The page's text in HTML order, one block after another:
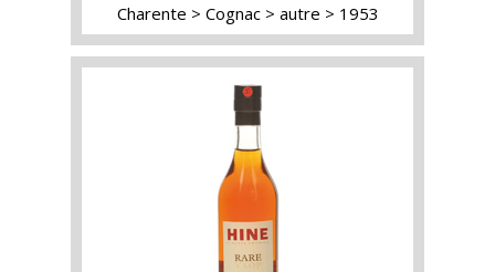
Charente Cognac autre 1953